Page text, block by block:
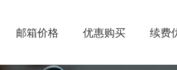
邮箱价格 优惠购买 续费